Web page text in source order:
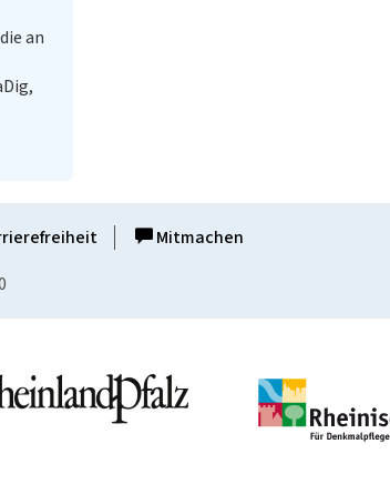
an
Mitmachen